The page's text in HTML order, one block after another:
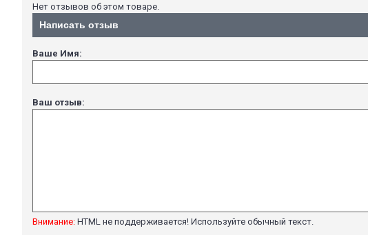
Нет отзывов об этом товаре.
Написать отзыв
Ваше Имя:
Ваш отзыв:
Внимание: HTML не поддерживается! Используйте обычный текст.